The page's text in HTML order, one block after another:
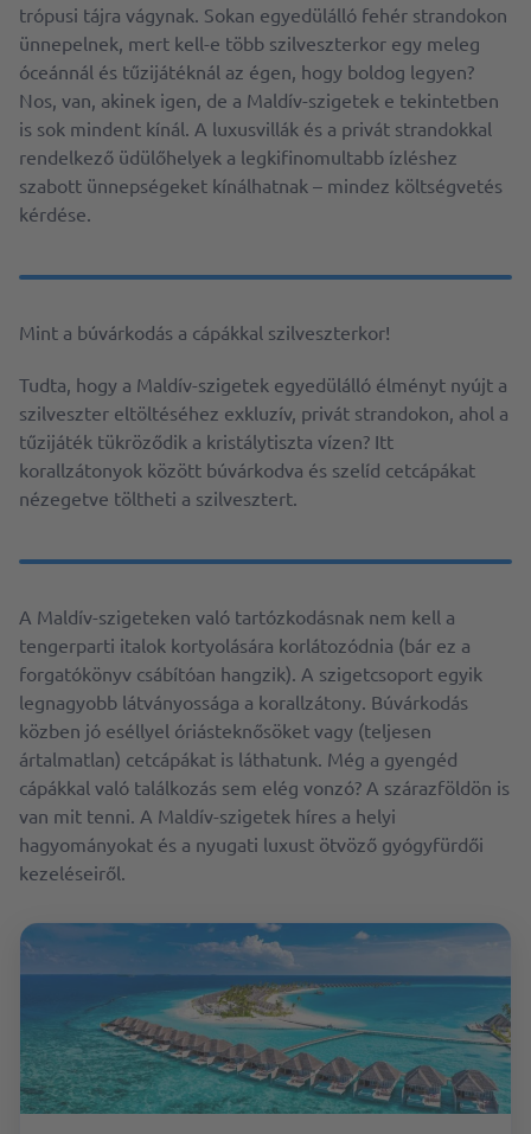
trópusi tájra vágynak. Sokan egyedülálló fehér strandokon
ünnepelnek, mert kell-e több szilveszterkor egy meleg
óceánnál és tűzijátéknál az égen, hogy boldog legyen?
Nos, van, akinek igen, de a Maldív-szigetek e tekintetben
is sok mindent kínál. A luxusvillák és a privát strandokkal
rendelkező üdülőhelyek a legkifinomultabb ízléshez
szabott ünnepségeket kínálhatnak – mindez költségvetés
kérdése.
Mint a búvárkodás a cápákkal szilveszterkor!
Tudta, hogy a Maldív-szigetek egyedülálló élményt nyújt a
szilveszter eltöltéséhez exkluzív, privát strandokon, ahol a
tűzijáték tükröződik a kristálytiszta vízen? Itt
korallzátonyok között búvárkodva és szelíd cetcápákat
nézegetve töltheti a szilvesztert.
A Maldív-szigeteken való tartózkodásnak nem kell a
tengerparti italok kortyolására korlátozódnia (bár ez a
forgatókönyv csábítóan hangzik). A szigetcsoport egyik
legnagyobb látványossága a korallzátony. Búvárkodás
közben jó eséllyel óriásteknősöket vagy (teljesen
ártalmatlan) cetcápákat is láthatunk. Még a gyengéd
cápákkal való találkozás sem elég vonzó? A szárazföldön is
van mit tenni. A Maldív-szigetek híres a helyi
hagyományokat és a nyugati luxust ötvöző gyógyfürdői
kezeléseiről.